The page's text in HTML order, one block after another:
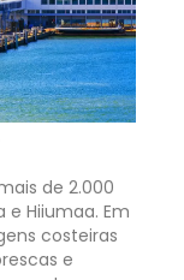
de 2.000
e Hiiumaa. Em
costeiras
e